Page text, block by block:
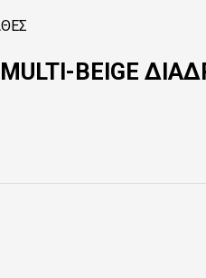
BEIGE